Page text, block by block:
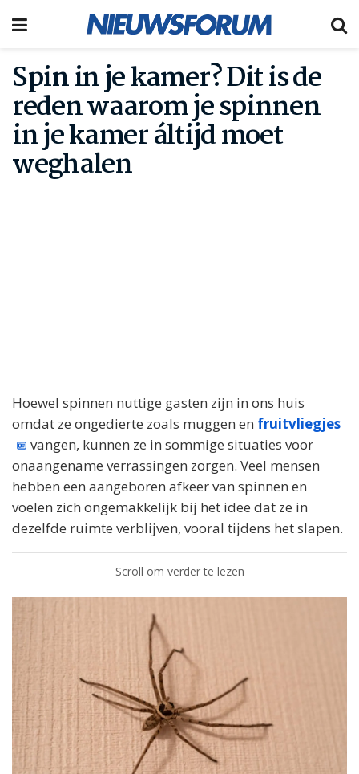
Spin in je kamer? Dit is de
reden waarom je spinnen
in je kamer áltijd moet
weghalen
Hoewel spinnen nuttige gasten zijn in ons huis
omdat ze ongedierte zoals muggen en fruitvliegjes
vangen, kunnen ze in sommige situaties voor
onaangename verrassingen zorgen. Veel mensen
hebben een aangeboren afkeer van spinnen en
voelen zich ongemakkelijk bij het idee dat ze in
dezelfde ruimte verblijven, vooral tijdens het slapen.
Scroll om verder te lezen